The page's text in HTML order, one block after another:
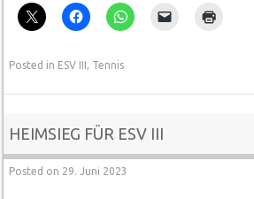
Posted in ESV III, Tennis
HEIMSIEG FÜR ESV III
Posted on 29. Juni 2023